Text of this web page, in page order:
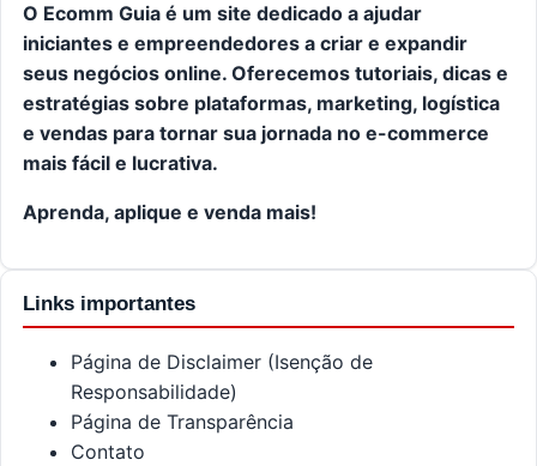
O Ecomm Guia é um site dedicado a ajudar
iniciantes e empreendedores a criar e expandir
seus negócios online. Oferecemos tutoriais, dicas e
estratégias sobre plataformas, marketing, logística
e vendas para tornar sua jornada no e-commerce
mais fácil e lucrativa.
Aprenda, aplique e venda mais!
Links importantes
Página de Disclaimer (Isenção de
Responsabilidade)
Página de Transparência
Contato